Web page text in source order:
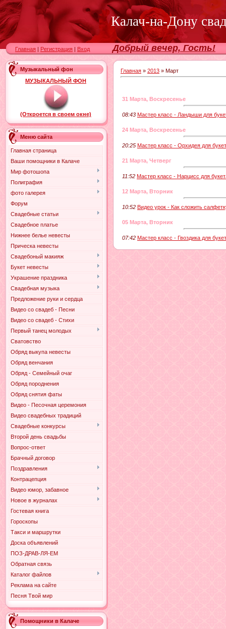
Калач-на-Дону
Главная | Регистрация | Вход Добрый вечер, Гость!
Музыкальный фон
МУЗЫКАЛЬНЫЙ ФОН
(Откроется в своем окне)
Меню сайта
Главная страница
Ваши помощники в Калаче
Мир фотошопа
Полиграфия
фото галерея
Форум
Свадебные статьи
Свадебное платье
Нижнее белье невесты
Прическа невесты
Свадебоный макияж
Букет невесты
Украшение праздника
Свадебная музыка
Предложение руки и сердца
Видео со свадеб - Песни
Видео со свадеб - Стихи
Первый танец молодых
Сватовство
Обряд выкупа невесты
Обряд венчания
Обряд - Семейный очаг
Обряд породнения
Обряд снятия фаты
Видео - Песочная церемония
Видео свадебных традиций
Свадебные конкурсы
Второй день свадьбы
Вопрос-ответ
Брачный договор
Поздравления
Контрацепция
Видео юмор, забавное
Новое в журналах
Гостевая книга
Гороскопы
Такси и маршрутки
Доска объявлений
ПОЗ-ДРАВ-ЛЯ-ЕМ
Обратная связь
Каталог файлов
Реклама на сайте
Песня Твой мир
Помощники в Калаче
Главная » 2013 » Март
31 Марта, Воскресенье
08:43 Мастер класс - Ландыши для
24 Марта, Воскресенье
20:25 Мастер класс - Орхидея для
21 Марта, Четверг
11:52 Мастер класс - Нарцисс для
12 Марта, Вторник
10:52 Видео урок - Как сложить
05 Марта, Вторник
07:42 Мастер класс - Гвоздика для